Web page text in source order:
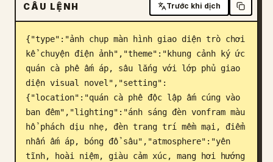
Cập nhật
CÂU LỆNH Trước khi dịch
{"type":"ảnh chụp màn hình giao diện trò chơi
kể chuyện điện ảnh","theme":"khung cảnh ký ức
quán cà phê ấm áp, sâu lắng với lớp phủ giao
diện visual novel","setting":
{"location":"quán cà phê độc lập ấm cúng vào
ban đêm","lighting":"ánh sáng đèn vonfram màu
hổ phách dịu nhẹ, đèn trang trí mềm mại, điểm
nhấn ấm áp, bóng đổ sâu","atmosphere":"yên
tĩnh, hoài niệm, giàu cảm xúc, mang hơi hướng